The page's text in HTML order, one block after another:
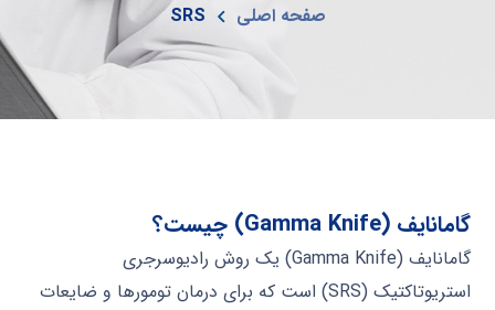
صفحه اصلی SRS
گامانایف (Gamma Knife) چیست؟
گامانایف (Gamma Knife) یک روش رادیوسرجری
استریوتاکتیک (SRS) است که برای درمان تومورها و ضایعات